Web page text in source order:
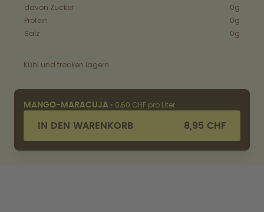
davon Zucker
0g
Protein
0g
Salz
0g
Kühl und trocken lagern.
MANGO-MARACUJA • 0,60 CHF pro Liter
IN DEN WARENKORB 8,95 CHF